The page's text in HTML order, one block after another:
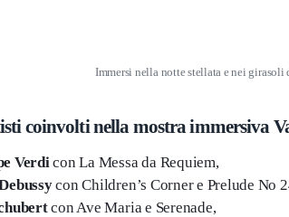
Immersi nella notte stellata e nei
coinvolti nella mostra immersiva
Verdi con La Messa da Requiem,
con Children’s Corner e Prelude No
con Ave Maria e Serenade,